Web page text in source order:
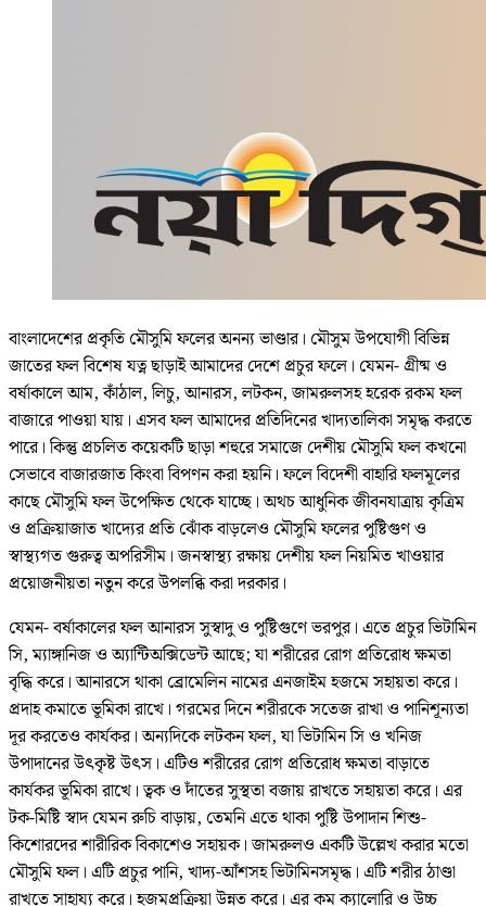
বাংলাদেশের প্রকৃতি মৌসুমি ফলের অনন্য ভাণ্ডার। মৌসুম উপযোগী বিভিন্ন
জাতের ফল বিশেষ যত্ন ছাড়াই আমাদের দেশে প্রচুর ফলে। যেমন- গ্রীষ্ম ও
বর্ষাকালে আম, কাঁঠাল, লিচু, আনারস, লটকন, জামরুলসহ হরেক রকম ফল
বাজারে পাওয়া যায়। এসব ফল আমাদের প্রতিদিনের খাদ্যতালিকা সমৃদ্ধ করতে
পারে। কিন্তু প্রচলিত কয়েকটি ছাড়া শহুরে সমাজে দেশীয় মৌসুমি ফল কখনো
সেভাবে বাজারজাত কিংবা বিপণন করা হয়নি। ফলে বিদেশী বাহারি ফলমূলের
কাছে মৌসুমি ফল উপেক্ষিত থেকে যাচ্ছে। অথচ আধুনিক জীবনযাত্রায় কৃত্রিম
ও প্রক্রিয়াজাত খাদ্যের প্রতি ঝোঁক বাড়লেও মৌসুমি ফলের পুষ্টিগুণ ও
স্বাস্থ্যগত গুরুত্ব অপরিসীম। জনস্বাস্থ্য রক্ষায় দেশীয় ফল নিয়মিত খাওয়ার
প্রয়োজনীয়তা নতুন করে উপলব্ধি করা দরকার।
যেমন- বর্ষাকালের ফল আনারস সুস্বাদু ও পুষ্টিগুণে ভরপুর। এতে প্রচুর ভিটামিন
সি, ম্যাঙ্গানিজ ও অ্যান্টিঅক্সিডেন্ট আছে; যা শরীরের রোগ প্রতিরোধ ক্ষমতা
বৃদ্ধি করে। আনারসে থাকা ব্রোমেলিন নামের এনজাইম হজমে সহায়তা করে।
প্রদাহ কমাতে ভূমিকা রাখে। গরমের দিনে শরীরকে সতেজ রাখা ও পানিশূন্যতা
দূর করতেও কার্যকর। অন্যদিকে লটকন ফল, যা ভিটামিন সি ও খনিজ
উপাদানের উৎকৃষ্ট উৎস। এটিও শরীরের রোগ প্রতিরোধ ক্ষমতা বাড়াতে
কার্যকর ভূমিকা রাখে। ত্বক ও দাঁতের সুস্থতা বজায় রাখতে সহায়তা করে। এর
টক-মিষ্টি স্বাদ যেমন রুচি বাড়ায়, তেমনি এতে থাকা পুষ্টি উপাদান শিশু-
কিশোরদের শারীরিক বিকাশেও সহায়ক। জামরুলও একটি উল্লেখ করার মতো
মৌসুমি ফল। এটি প্রচুর পানি, খাদ্য-আঁশসহ ভিটামিনসমৃদ্ধ। এটি শরীর ঠাণ্ডা
রাখতে সাহায্য করে। হজমপ্রক্রিয়া উন্নত করে। এর কম ক্যালোরি ও উচ্চ